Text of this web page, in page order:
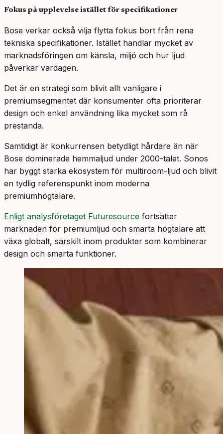
Fokus på upplevelse istället för specifikationer
Bose verkar också vilja flytta fokus bort från rena
tekniska specifikationer. Istället handlar mycket av
marknadsföringen om känsla, miljö och hur ljud
påverkar vardagen.
Det är en strategi som blivit allt vanligare i
premiumsegmentet där konsumenter ofta prioriterar
design och enkel användning lika mycket som rå
prestanda.
Samtidigt är konkurrensen betydligt hårdare än när
Bose dominerade hemmaljud under 2000-talet. Sonos
har byggt starka ekosystem för multiroom-ljud och blivit
en tydlig referenspunkt inom moderna
premiumhögtalare.
Enligt analysföretaget Futuresource fortsätter
marknaden för premiumljud och smarta högtalare att
växa globalt, särskilt inom produkter som kombinerar
design och smarta funktioner.